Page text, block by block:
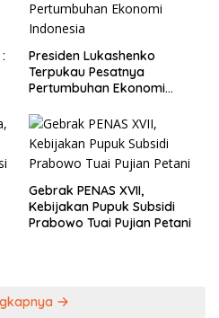
Presiden Lukashenko
Terpukau Pesatnya
Pertumbuhan Ekonomi
Gebrak PENAS XVII,
Kebijakan Pupuk Subsidi
Prabowo Tuai Pujian Petani